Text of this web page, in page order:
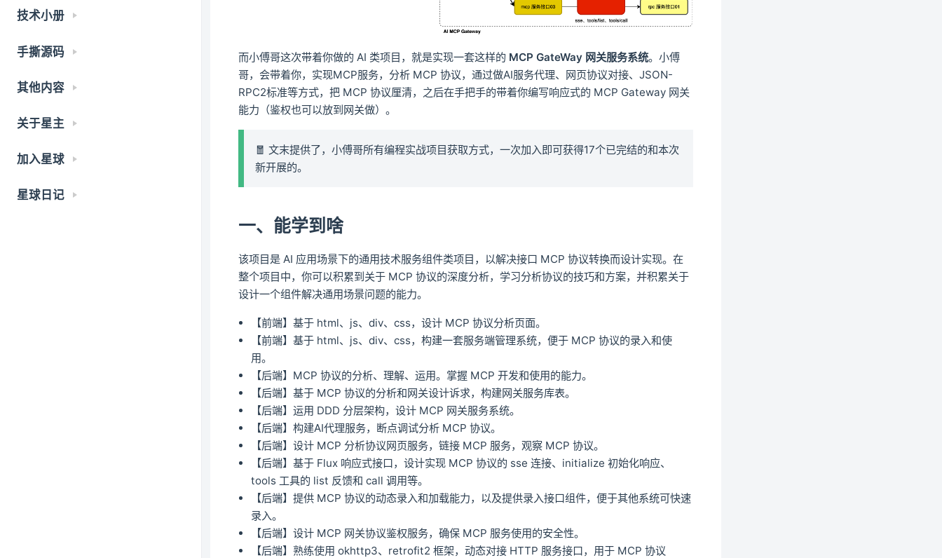
技术小册
手撕源码
其他内容
关于星主
加入星球
星球日记
而小傅哥这次带着你做的 AI 类项目，就是实现一套这样的 MCP GateWay 网关服务系统。小傅
哥，会带着你，实现MCP服务，分析 MCP 协议，通过做AI服务代理、网页协议对接、JSON-
RPC2标准等方式，把 MCP 协议厘清，之后在手把手的带着你编写响应式的 MCP Gateway 网关
能力（鉴权也可以放到网关做）。
🧧 文末提供了，小傅哥所有编程实战项目获取方式，一次加入即可获得17个已完结的和本次
新开展的。
一、能学到啥
该项目是 AI 应用场景下的通用技术服务组件类项目，以解决接口 MCP 协议转换而设计实现。在
整个项目中，你可以积累到关于 MCP 协议的深度分析，学习分析协议的技巧和方案，并积累关于
设计一个组件解决通用场景问题的能力。
【前端】基于 html、js、div、css，设计 MCP 协议分析页面。
【前端】基于 html、js、div、css，构建一套服务端管理系统，便于 MCP 协议的录入和使
用。
【后端】MCP 协议的分析、理解、运用。掌握 MCP 开发和使用的能力。
【后端】基于 MCP 协议的分析和网关设计诉求，构建网关服务库表。
【后端】运用 DDD 分层架构，设计 MCP 网关服务系统。
【后端】构建AI代理服务，断点调试分析 MCP 协议。
【后端】设计 MCP 分析协议网页服务，链接 MCP 服务，观察 MCP 协议。
【后端】基于 Flux 响应式接口，设计实现 MCP 协议的 sse 连接、initialize 初始化响应、
tools 工具的 list 反馈和 call 调用等。
【后端】提供 MCP 协议的动态录入和加载能力，以及提供录入接口组件，便于其他系统可快速
录入。
【后端】设计 MCP 网关协议鉴权服务，确保 MCP 服务使用的安全性。
【后端】熟练使用 okhttp3、retrofit2 框架，动态对接 HTTP 服务接口，用于 MCP 协议